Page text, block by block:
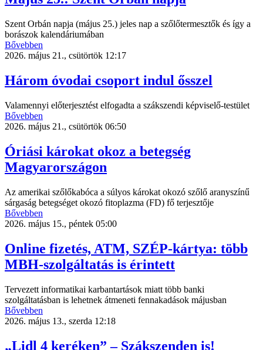
Szent Orbán napja (május 25.) jeles nap a szőlőtermesztők és így a
borászok kalendáriumában
Bővebben
2026. május 21., csütörtök 12:17
Három óvodai csoport indul ősszel
Valamennyi előterjesztést elfogadta a szákszendi képviselő-testület
Bővebben
2026. május 21., csütörtök 06:50
Óriási károkat okoz a betegség
Magyarországon
Az amerikai szőlőkabóca a súlyos károkat okozó szőlő aranyszínű
sárgaság betegséget okozó fitoplazma (FD) fő terjesztője
Bővebben
2026. május 15., péntek 05:00
Online fizetés, ATM, SZÉP-kártya: több
MBH-szolgáltatás is érintett
Tervezett informatikai karbantartások miatt több banki
szolgáltatásban is lehetnek átmeneti fennakadások májusban
Bővebben
2026. május 13., szerda 12:18
„Lidl 4 keréken” – Szákszenden is!